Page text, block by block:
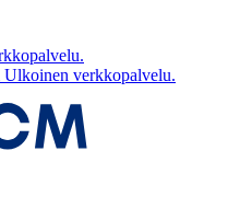
Ulkoinen verkkopalvelu.